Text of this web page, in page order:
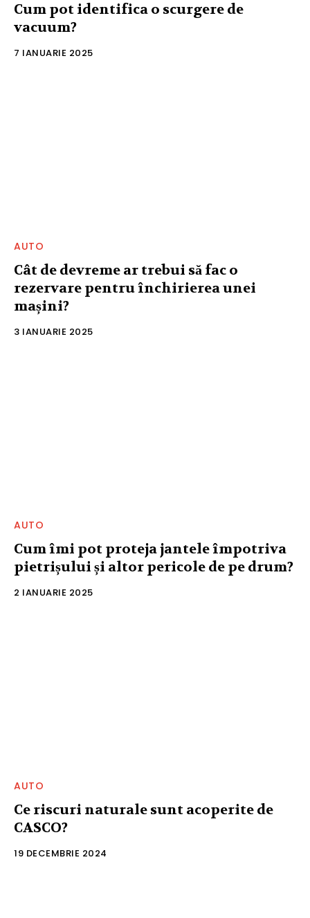
Cum pot identifica o scurgere de
vacuum?
7 IANUARIE 2025
AUTO
Cât de devreme ar trebui să fac o
rezervare pentru închirierea unei
mașini?
3 IANUARIE 2025
AUTO
Cum îmi pot proteja jantele împotriva
pietrișului și altor pericole de pe drum?
2 IANUARIE 2025
AUTO
Ce riscuri naturale sunt acoperite de
CASCO?
19 DECEMBRIE 2024